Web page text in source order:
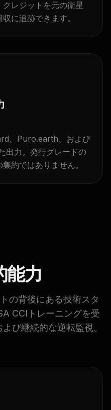
レジットを元の衛星
に追跡できます。
、Puro.earth、および
出力。発行グレードの
約ではありません。
能力
の背後にある技術スタ
CCIトレーニングを受
び継続的な逆転監視。